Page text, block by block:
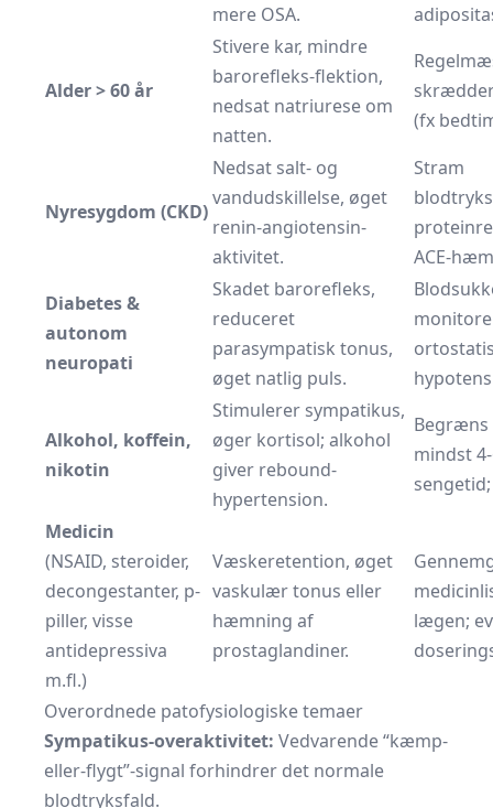
mere OSA.
Alder > 60 år
Stivere kar, mindre
barorefleks-flektion,
nedsat natriurese om
natten.
(fx
Nyresygdom (CKD)
Nedsat salt- og
vandudskillelse, øget
renin-angiotensin-
aktivitet.
Stram
ACE-
Diabetes &
autonom
neuropati
Skadet barorefleks,
reduceret
parasympatisk tonus,
øget natlig puls.
Alkohol, koffein,
nikotin
Stimulerer sympatikus,
øger kortisol; alkohol
giver rebound-
hypertension.
mindst
Medicin
(NSAID, steroider,
decongestanter, p-
piller, visse
antidepressiva
m.fl.)
Væskeretention, øget
vaskulær tonus eller
hæmning af
prostaglandiner.
lægen;
Overordnede patofysiologiske temaer
Sympatikus-overaktivitet: Vedvarende “kæmp-
eller-flygt”-signal forhindrer det normale
blodtryksfald.